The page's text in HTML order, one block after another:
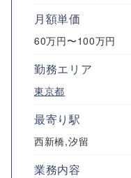
月額単価
60万円〜100万円
勤務エリア
東京都
最寄り駅
西新橋,汐留
業務内容